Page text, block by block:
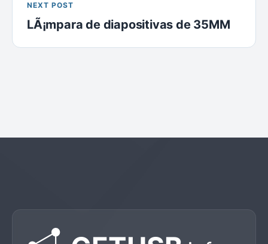
NEXT POST
LÃ¡mpara de diapositivas de 35MM